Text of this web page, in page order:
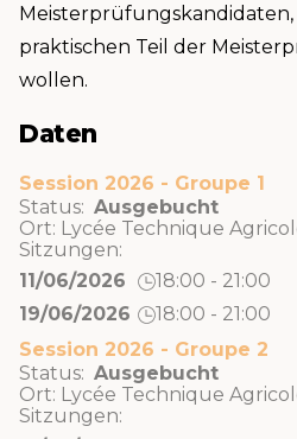
Meisterprüfungskandidaten,
praktischen Teil der
wollen.
Daten
Session 2026 - Groupe 1
Status: Ausgebucht
Ort: Lycée Technique
Sitzungen:
11/06/2026
18:00 - 21:00
19/06/2026
18:00 - 21:00
Session 2026 - Groupe 2
Status: Ausgebucht
Ort: Lycée Technique
Sitzungen: